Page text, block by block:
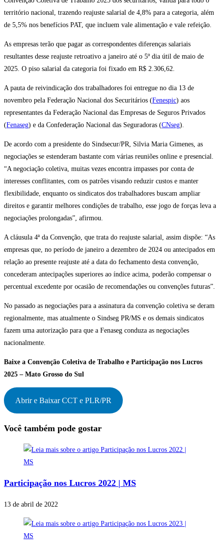
território nacional, trazendo reajuste salarial de 4,8% para a categoria, além
de 5,5% nos benefícios PAT, que incluem vale alimentação e vale refeição.
As empresas terão que pagar as correspondentes diferenças salariais
resultantes desse reajuste retroativo a janeiro até o 5º dia útil de maio de
2025. O piso salarial da categoria foi fixado em R$ 2.306,62.
A pauta de reivindicação dos trabalhadores foi entregue no dia 13 de
novembro pela Federação Nacional dos Securitários (Fenespic) aos
representantes da Federação Nacional das Empresas de Seguros Privados
(Fenaseg) e da Confederação Nacional das Seguradoras (CNseg).
De acordo com a presidente do Sindsecur/PR, Silvia Maria Gimenes, as
negociações se estenderam bastante com várias reuniões online e presencial.
“A negociação coletiva, muitas vezes encontra impasses por conta de
interesses conflitantes, com os patrões visando reduzir custos e manter
flexibilidade, enquanto os sindicatos dos trabalhadores buscam ampliar
direitos e garantir melhores condições de trabalho, esse jogo de forças leva a
negociações prolongadas”, afirmou.
A cláusula 4ª da Convenção, que trata do reajuste salarial, assim dispõe: “As
empresas que, no período de janeiro a dezembro de 2024 ou antecipados em
relação ao presente reajuste até a data do fechamento desta convenção,
concederam antecipações superiores ao índice acima, poderão compensar o
percentual excedente por ocasião de recomendações ou convenções futuras”.
No passado as negociações para a assinatura da convenção coletiva se deram
regionalmente, mas atualmente o Sindseg PR/MS e os demais sindicatos
fazem uma autorização para que a Fenaseg conduza as negociações
nacionalmente.
Baixe a Convenção Coletiva de Trabalho e Participação nos Lucros
2025 – Mato Grosso do Sul
Abrir e Baixar CCT e PLR/PR
Você também pode gostar
Participação nos Lucros 2022 | MS
13 de abril de 2022